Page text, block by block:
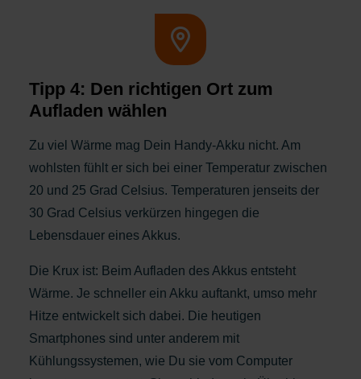
Tipp 4: Den richtigen Ort zum
Aufladen wählen
Zu viel Wärme mag Dein Handy-Akku nicht. Am
wohlsten fühlt er sich bei einer Temperatur zwischen
20 und 25 Grad Celsius. Temperaturen jenseits der
30 Grad Celsius verkürzen hingegen die
Lebensdauer eines Akkus.
Die Krux ist: Beim Aufladen des Akkus entsteht
Wärme. Je schneller ein Akku auftankt, umso mehr
Hitze entwickelt sich dabei. Die heutigen
Smartphones sind unter anderem mit
Kühlungssystemen, wie Du sie vom Computer